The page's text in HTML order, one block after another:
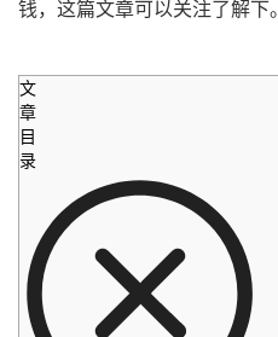
钱，这篇文章可以关注了解下。
文
章
目
录